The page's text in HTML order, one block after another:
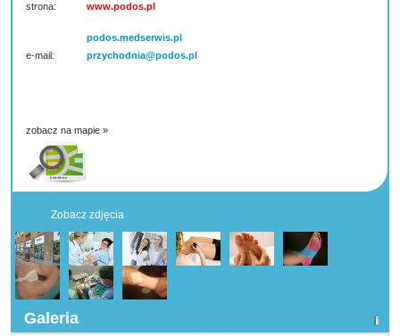
strona:
www.podos.pl
podos.medserwis.pl
e-mail:
przychodnia@podos.pl
zobacz na mapie »
Zobacz zdjęcia
Galeria